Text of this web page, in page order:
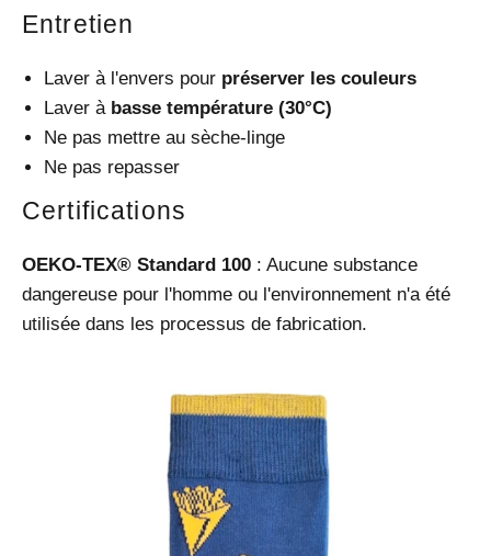
Entretien
Laver à l'envers pour préserver les couleurs
Laver à basse température (30°C)
Ne pas mettre au sèche-linge
Ne pas repasser
Certifications
OEKO-TEX® Standard 100 : Aucune substance
dangereuse pour l'homme ou l'environnement n'a été
utilisée dans les processus de fabrication.